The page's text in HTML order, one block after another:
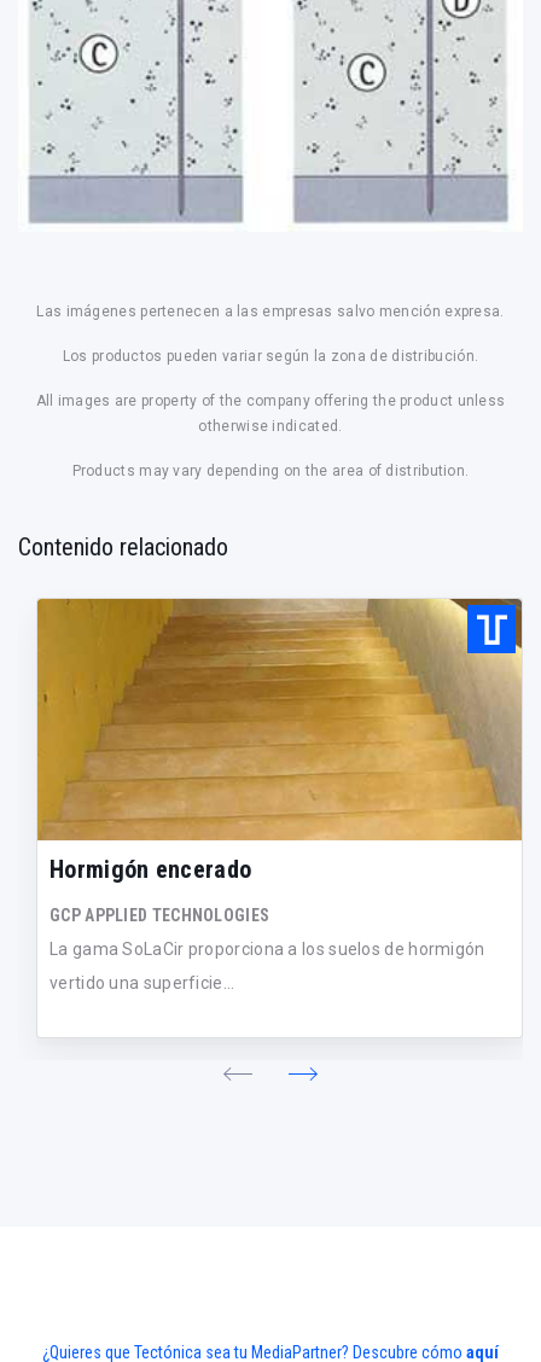
Las imágenes pertenecen a las empresas salvo mención expresa.
Los productos pueden variar según la zona de distribución.
All images are property of the company offering the product unless
otherwise indicated.
Products may vary depending on the area of distribution.
Contenido relacionado
Hormigón encerado
GCP APPLIED TECHNOLOGIES
La gama SoLaCir proporciona a los suelos de hormigón
vertido una superficie...
¿Quieres que Tectónica sea tu MediaPartner? Descubre cómo aquí